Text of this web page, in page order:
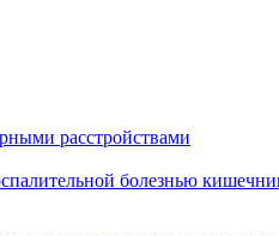
расстройствами
болезнью